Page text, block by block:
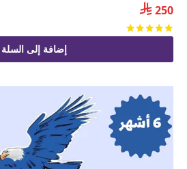
 250
إضافة إلى السلة